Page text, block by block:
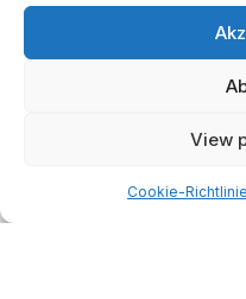
View
Cookie-Richtlinie
Alternative:
Kapital